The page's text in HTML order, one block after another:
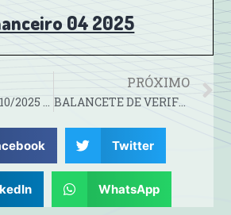
04 2025
CONTRATO Nº 10/2025 -TERMO DO SEGUNDO ADITIVO AO CONTRATO Nº 18/2023
PRÓXIMO
BALANCETE DE VERIFICAÇÃO ABRIL/2025
Twitter
WhatsApp